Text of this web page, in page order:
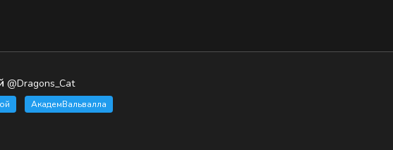
@Dragons_Cat
АкадемВальвалла